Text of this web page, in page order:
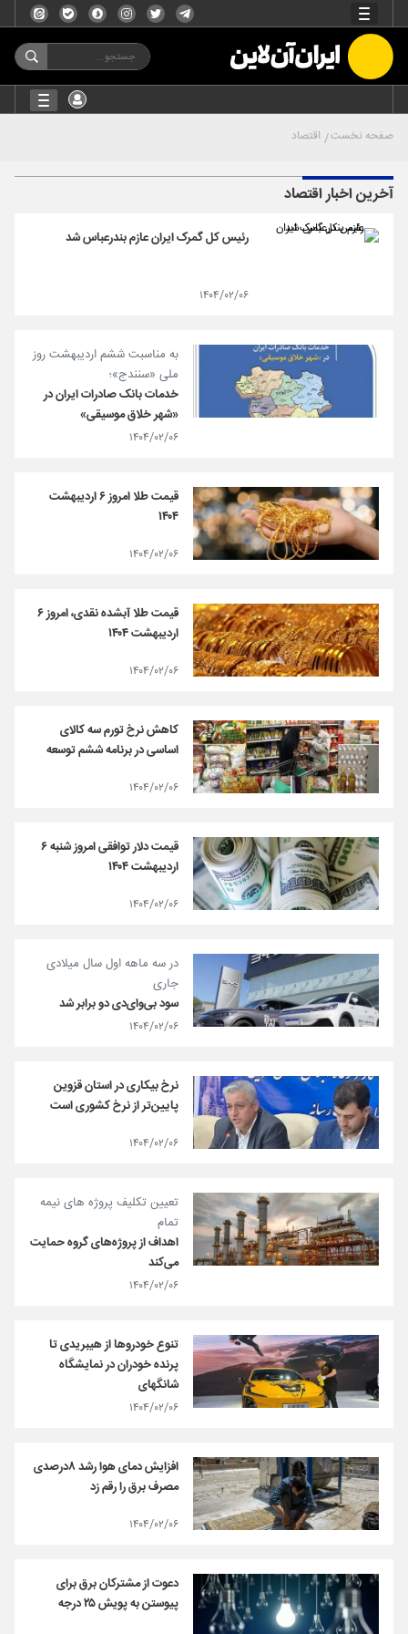
صفحه نخست اقتصاد
آخرین اخبار اقتصاد
رئیس کل گمرک ایران عازم بندرعباس شد
۱۴۰۴/۰۲/۰۶
به مناسبت ششم اردیبهشت روز
ملی «سنندج»؛
خدمات بانک صادرات ایران در
«شهر خلاق موسیقی»
۱۴۰۴/۰۲/۰۶
قیمت طلا امروز ۶ اردیبهشت
۱۴۰۴
۱۴۰۴/۰۲/۰۶
قیمت طلا آبشده نقدی، امروز ۶
اردیبهشت ۱۴۰۴
۱۴۰۴/۰۲/۰۶
کاهش نرخ تورم سه کالای
اساسی در برنامه ششم توسعه
۱۴۰۴/۰۲/۰۶
قیمت دلار توافقی امروز شنبه ۶
اردیبهشت ۱۴۰۴
۱۴۰۴/۰۲/۰۶
در سه ماهه اول سال میلادی
جاری
سود بی‌وای‌دی دو برابر شد
۱۴۰۴/۰۲/۰۶
نرخ بیکاری در استان قزوین
پایین‌تر از نرخ کشوری است
۱۴۰۴/۰۲/۰۶
تعیین تکلیف پروژه های نیمه
تمام
اهداف از پروژه‌های گروه حمایت
می‌کند
۱۴۰۴/۰۲/۰۶
تنوع خودروها از هیبریدی تا
پرنده خودران در نمایشگاه
شانگهای
۱۴۰۴/۰۲/۰۶
افزایش دمای هوا رشد ۸درصدی
مصرف برق را رقم زد
۱۴۰۴/۰۲/۰۶
دعوت از مشترکان برق برای
پیوستن به پویش ۲۵ درجه